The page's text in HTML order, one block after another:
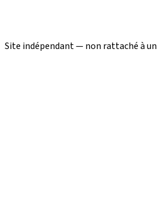
Site indépendant — non rattaché à